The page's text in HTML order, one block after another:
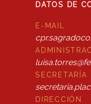
DATOS DE
E-MAIL
SECRETARÍA
DIRECCIÓN